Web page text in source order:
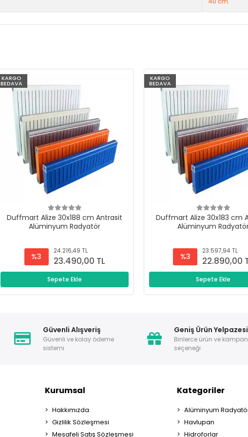
KARGO
BEDAVA
Duffmart Alize 30x188 cm Antrasit
Alüminyum Radyatör
%3
24.216,49 TL
23.490,00 TL
Sepete Ekle
KARGO
BEDAVA
Duffmart Alize 30x183 cm
Alüminyum
%3
23.597,94 TL
22.890,00
Sepete Ekle
Güvenli Alışveriş
Güvenli ve kolay ödeme
sistemi
Geniş Ürün Yelpazesi
Binlerce ürün ve
seçeneği
Kurumsal
Hakkımızda
Gizlilik Sözleşmesi
Mesafeli Satış Sözleşmesi
Kategoriler
Alüminyum
Havlupan
Hidroforlar